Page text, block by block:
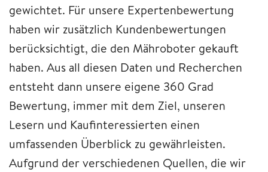
gewichtet. Für unsere Expertenbewertung
haben wir zusätzlich Kundenbewertungen
berücksichtigt, die den Mähroboter gekauft
haben. Aus all diesen Daten und Recherchen
entsteht dann unsere eigene 360 Grad
Bewertung, immer mit dem Ziel, unseren
Lesern und Kaufinteressierten einen
umfassenden Überblick zu gewährleisten.
Aufgrund der verschiedenen Quellen, die wir